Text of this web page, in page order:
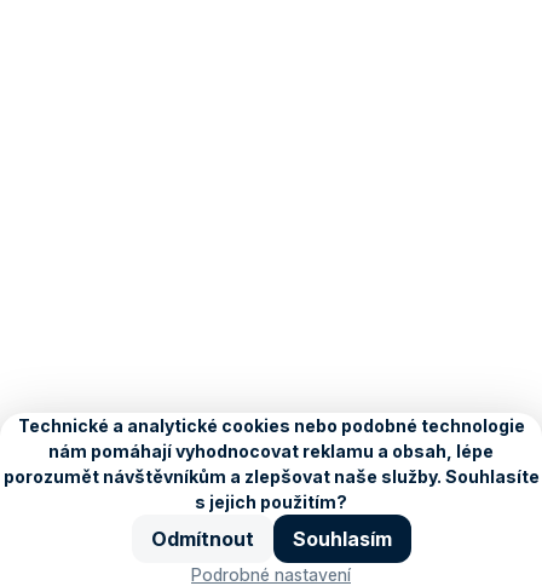
Kariéra Blog Ochrana údajů
personalizace
Copyright © 1996–2026, Seznam.cz, a.s.